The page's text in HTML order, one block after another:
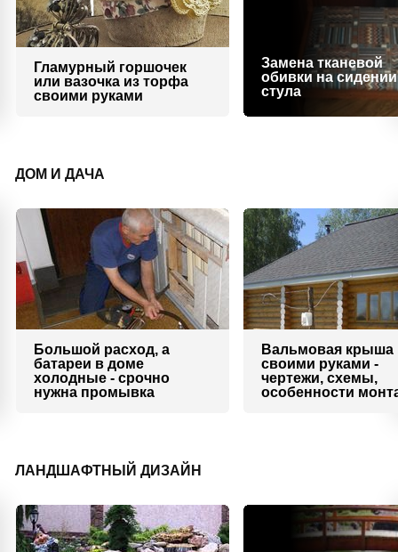
Гламурный горшочек
или вазочка из торфа
своими руками
Замена тканевой
обивки на сидении
стула
ДОМ И ДАЧА
Большой расход, а
батареи в доме
холодные - срочно
нужна промывка
Вальмовая крыша
своими руками -
чертежи, схемы,
особенности
ЛАНДШАФТНЫЙ ДИЗАЙН